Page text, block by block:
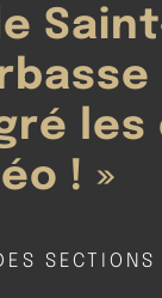
les
! »
SECTIONS